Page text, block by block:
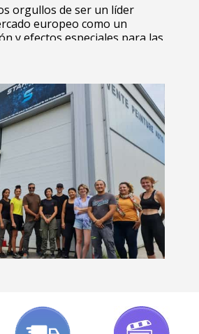
orgullos de ser un líder
europeo como un
y efectos especiales para las
y motos.
coche, pintura bicicleta
ofrece una gama única de
y técnicas, pero también
para el pintor, la
de automóviles.
a sus clientes
en sus proyectos de
como la pintura de coche y el
de frascos de lujo, el diseño y
seguridad.
está en búsqueda
e invenciones para
y objetos nuevos efectos
exprés permite una entrega